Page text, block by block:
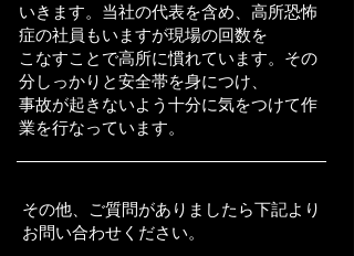
いきます。当社の代表を含め、高所恐怖
症の社員もいますが現場の回数を
こなすことで高所に慣れています。その
分しっかりと安全帯を身につけ、
​事故が起きないよう十分に気をつけて作
業を行なっています。
​その他、ご質問がありましたら下記より
お問い合わせください。